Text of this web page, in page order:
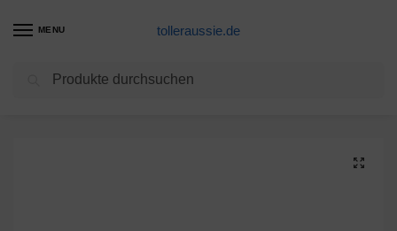
MENU tolleraussie.de
Hundekorb Produkte dibea 2-in-1 Hundebett Hundekissen Hundekörbchen Hundesofa Größe M 80×60 cm dunkelgrau/grau